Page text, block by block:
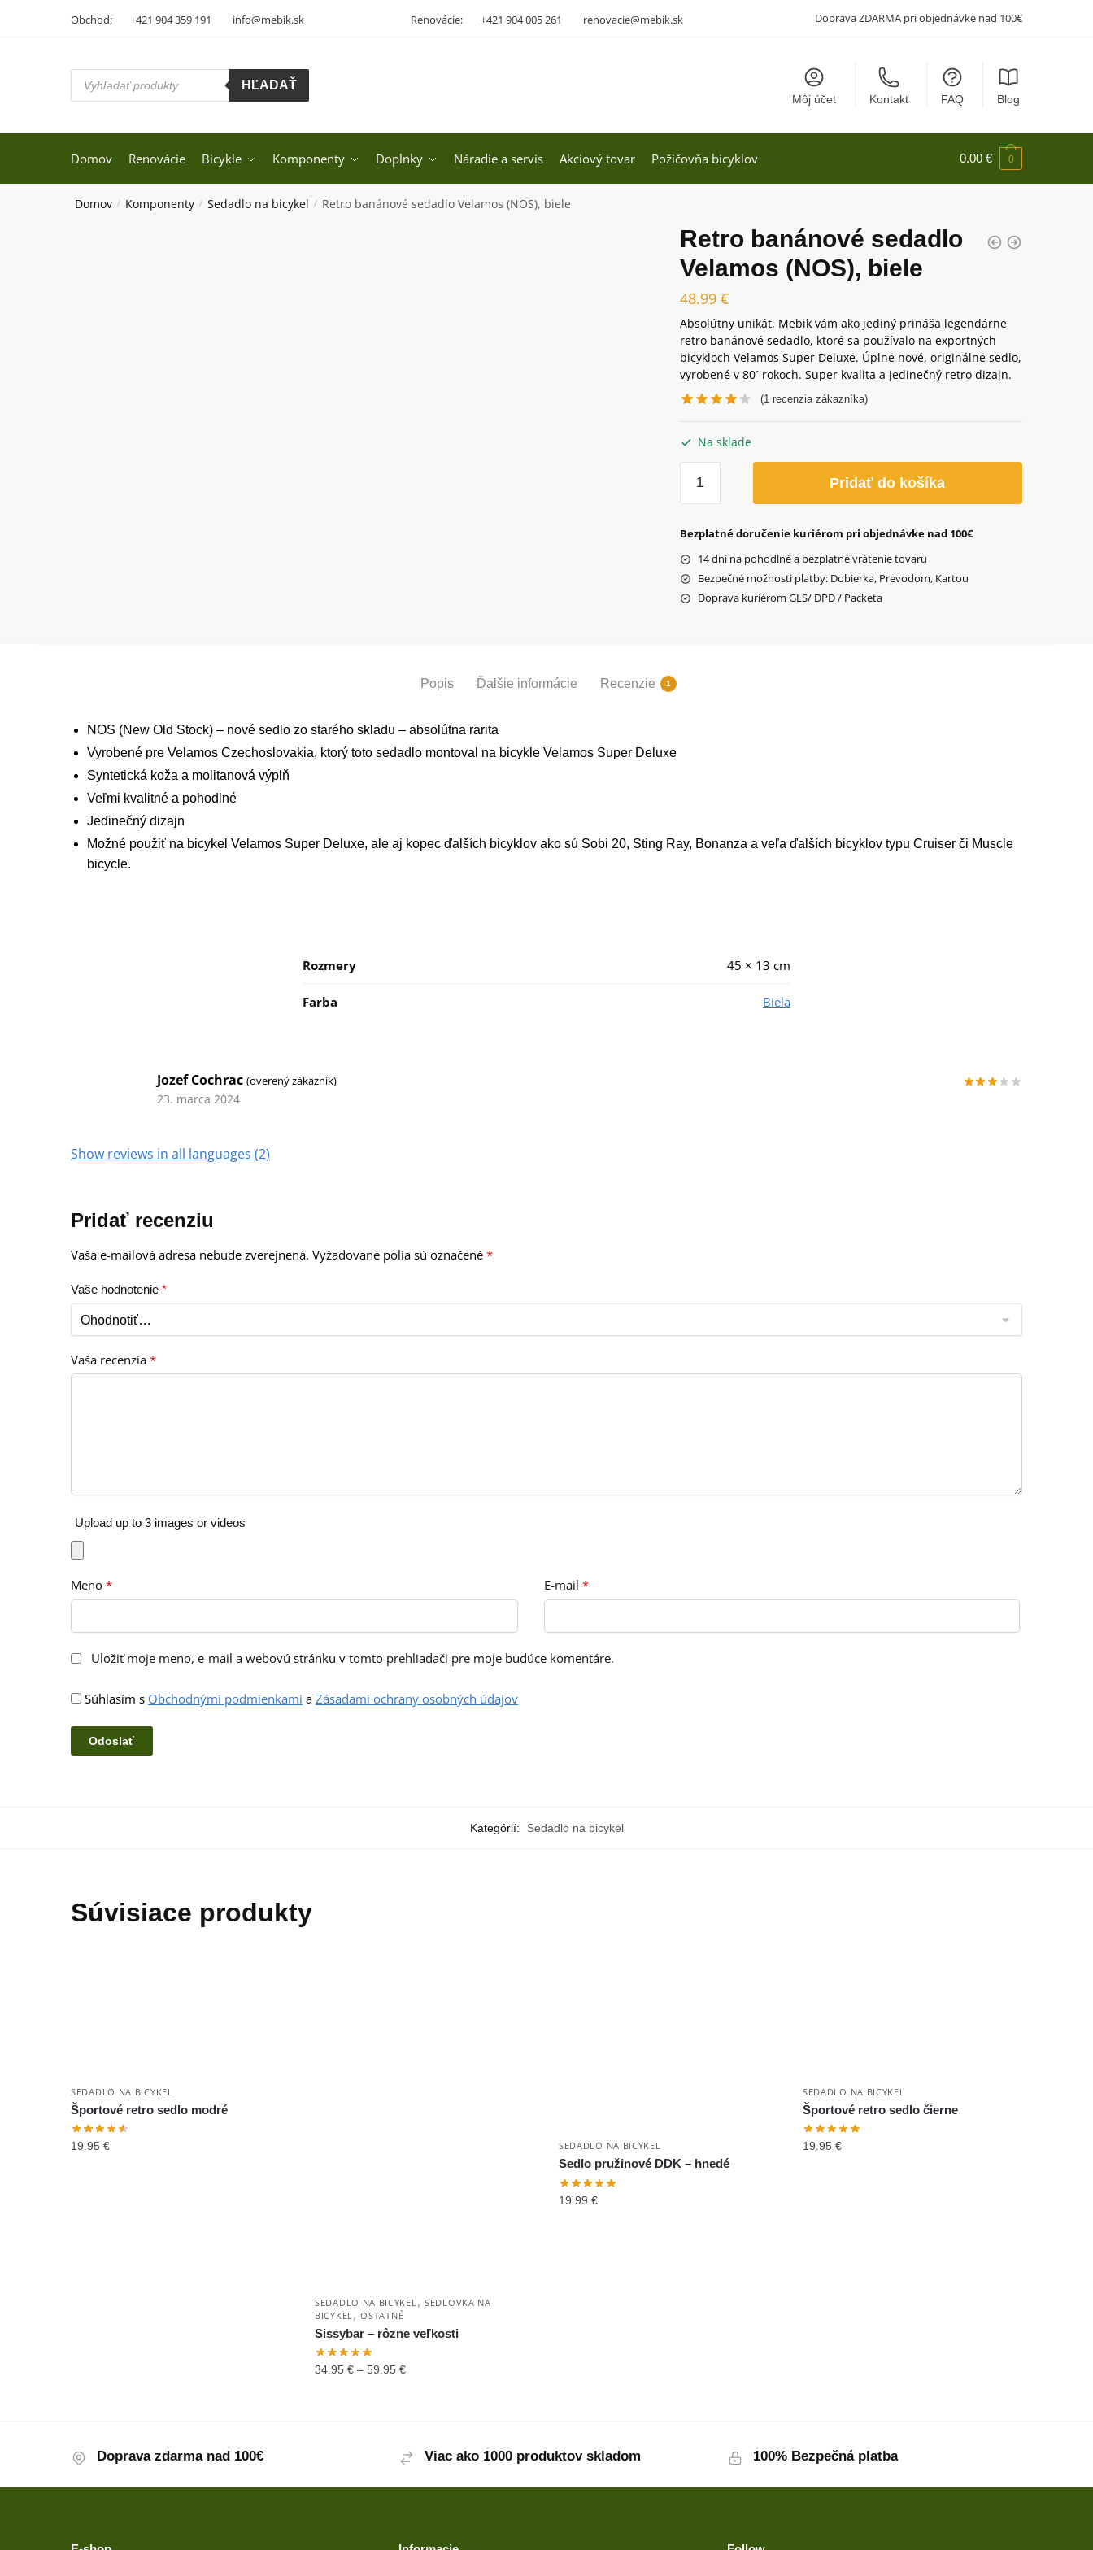
Obchod: +421 904 359 191 info@mebik.sk Renovácie: +421 904 005 261 renovacie@mebik.sk Doprava ZDARMA pri objednávke nad 100€
Products
search
HĽADAŤ
Môj účet Kontakt FAQ Blog
Domov Renovácie Bicykle Komponenty Doplnky Náradie a servis Akciový tovar Požičovňa bicyklov 0.00 € 0
Domov / Komponenty / Sedadlo na bicykel / Retro banánové sedadlo Velamos (NOS), biele
Retro banánové sedadlo
Velamos (NOS), biele
48.99 €
Absolútny unikát. Mebik vám ako jediný prináša legendárne
retro banánové sedadlo, ktoré sa používalo na exportných
bicykloch Velamos Super Deluxe. Úplne nové, originálne sedlo,
vyrobené v 80´ rokoch. Super kvalita a jedinečný retro dizajn.
(1 recenzia zákazníka)
Na sklade
Retro
sedadlo
Velamos
(NOS),
biele
Pridať do košíka
Bezplatné doručenie kuriérom pri objednávke nad 100€
14 dní na pohodlné a bezplatné vrátenie tovaru
Bezpečné možnosti platby: Dobierka, Prevodom, Kartou
Doprava kuriérom GLS/ DPD / Packeta
Popis Ďalšie informácie Recenzie 1
NOS (New Old Stock) – nové sedlo zo starého skladu – absolútna rarita
Vyrobené pre Velamos Czechoslovakia, ktorý toto sedadlo montoval na bicykle Velamos Super Deluxe
Syntetická koža a molitanová výplň
Veľmi kvalitné a pohodlné
Jedinečný dizajn
Možné použiť na bicykel Velamos Super Deluxe, ale aj kopec ďalších bicyklov ako sú Sobi 20, Sting Ray, Bonanza a veľa ďalších bicyklov typu Cruiser či Muscle
bicycle.
Rozmery 45 × 13 cm
Farba Biela
Jozef Cochrac(overený zákazník)
23. marca 2024
Show reviews in all languages (2)
Pridať recenziu
Vaša e-mailová adresa nebude zverejnená. Vyžadované polia sú označené*
Vaše hodnotenie*
Vaša recenzia*
Upload up to 3 images or videos
Meno* E-mail *
Uložiť moje meno, e-mail a webovú stránku v tomto prehliadači pre moje budúce komentáre.
Súhlasím s Obchodnými podmienkami aZásadami ochrany osobných údajov
Kategórií: Sedadlo na bicykel
Súvisiace produkty
SEDADLO NA BICYKEL
Športové retro sedlo modré
19.95€
SEDADLO NA BICYKEL ,SEDLOVKA NA
BICYKEL ,OSTATNÉ
Sissybar – rôzne veľkosti
34.95 € – 59.95 €
SEDADLO NA BICYKEL
Sedlo pružinové DDK – hnedé
19.99 €
SEDADLO NA BICYKEL
Športové retro sedlo čierne
19.95 €
Doprava zdarma nad 100€ Viac ako 1000 produktov skladom 100% Bezpečná platba